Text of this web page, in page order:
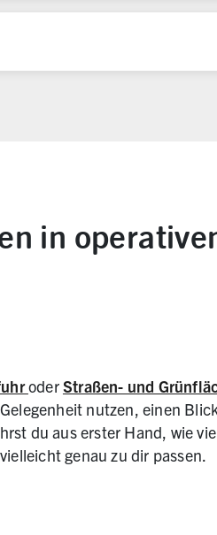
in
oderStraßen- und
nutzen, einen
du aus erster Hand, wie
genau zu dir passen.